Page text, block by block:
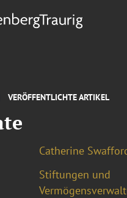
VERÖFFENTLICHTE ARTIKEL
Catherine
Stiftungen und